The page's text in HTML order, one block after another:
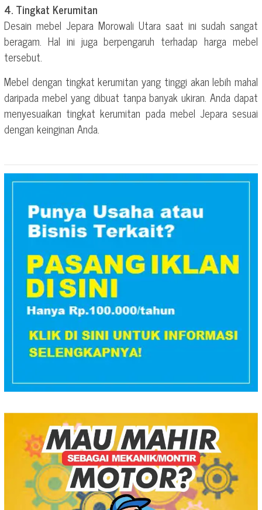
4. Tingkat Kerumitan
Desain mebel Jepara Morowali Utara saat ini sudah sangat
beragam. Hal ini juga berpengaruh terhadap harga mebel
tersebut.
Mebel dengan tingkat kerumitan yang tinggi akan lebih mahal
daripada mebel yang dibuat tanpa banyak ukiran. Anda dapat
menyesuaikan tingkat kerumitan pada mebel Jepara sesuai
dengan keinginan Anda.